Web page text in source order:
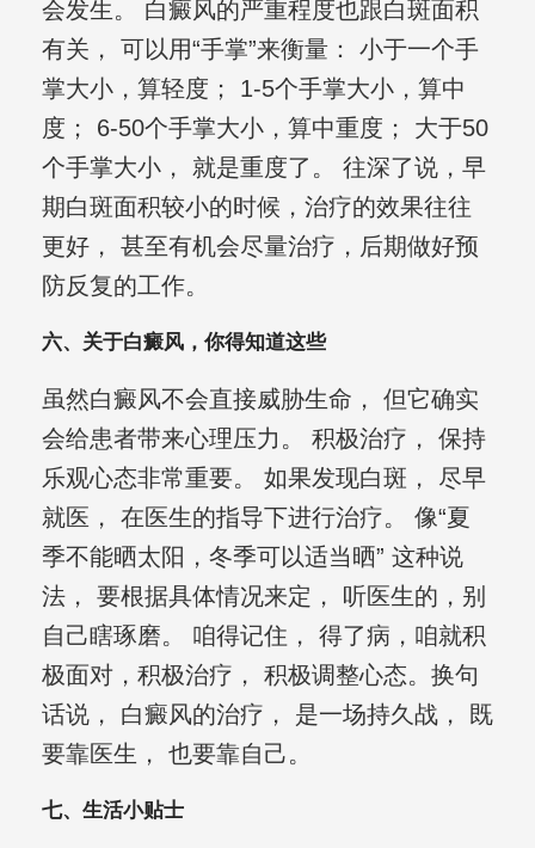
会发生。 白癜风的严重程度也跟白斑面积
有关， 可以用“手掌”来衡量： 小于一个手
掌大小，算轻度； 1-5个手掌大小，算中
度； 6-50个手掌大小，算中重度； 大于50
个手掌大小， 就是重度了。 往深了说，早
期白斑面积较小的时候，治疗的效果往往
更好， 甚至有机会尽量治疗，后期做好预
防反复的工作。
六、关于白癜风，你得知道这些
虽然白癜风不会直接威胁生命， 但它确实
会给患者带来心理压力。 积极治疗， 保持
乐观心态非常重要。 如果发现白斑， 尽早
就医， 在医生的指导下进行治疗。 像“夏
季不能晒太阳，冬季可以适当晒” 这种说
法， 要根据具体情况来定， 听医生的，别
自己瞎琢磨。 咱得记住， 得了病，咱就积
极面对，积极治疗， 积极调整心态。换句
话说， 白癜风的治疗， 是一场持久战， 既
要靠医生， 也要靠自己。
七、生活小贴士